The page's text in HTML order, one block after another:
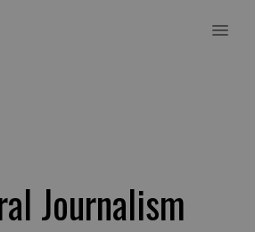
MENU
Journalism